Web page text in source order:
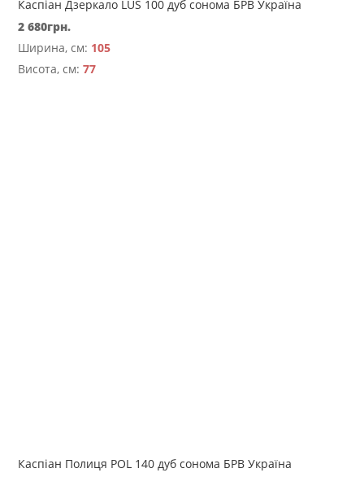
Каспіан Дзеркало LUS 100 дуб сонома БРВ Україна
2 680грн.
Ширина, см: 105
Висота, см:77
Каспіан Полиця POL 140 дуб сонома БРВ Україна